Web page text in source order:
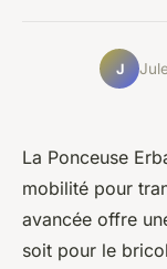
J
La Ponceuse
mobilité pour
avancée offre
soit pour le